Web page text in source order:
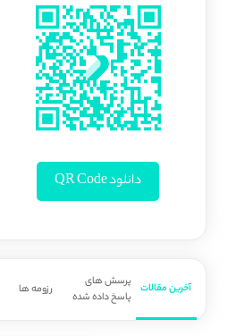
دانلود QR Code
آخرین مقالات
پرسش های
پاسخ داده شده
رزومه ها